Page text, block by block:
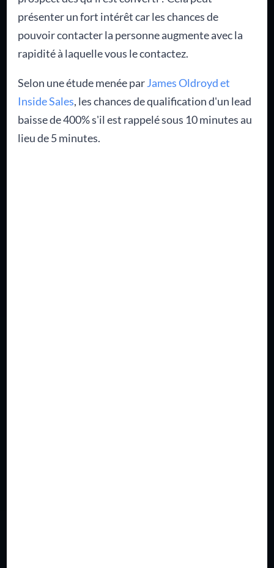
présenter un fort intérêt car les chances de
pouvoir contacter la personne augmente avec la
rapidité à laquelle vous le contactez.
Selon une étude menée parJames Oldroyd et
Inside Sales, les chances de qualification d'un lead
baisse de 400% s'il est rappelé sous 10 minutes au
lieu de 5 minutes.